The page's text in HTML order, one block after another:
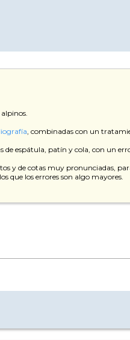
, combinadas con un
espátula, patín y cola, con un
y de cotas muy pronunciadas,
que los errores son algo mayores.